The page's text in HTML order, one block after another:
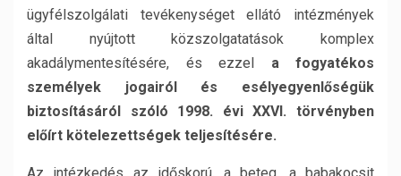
ügyfélszolgálati tevékenységet ellátó intézmények
által nyújtott közszolgatatások komplex
akadálymentesítésére, és ezzel a fogyatékos
személyek jogairól és esélyegyenlőségük
biztosításáról szóló 1998. évi XXVI. törvényben
előírt kötelezettségek teljesítésére.